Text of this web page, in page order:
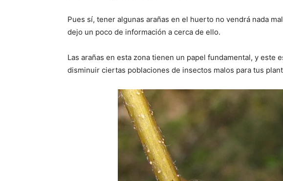
Pues sí, tener algunas arañas en el huerto no vendrá nada
dejo un poco de información a cerca de ello.
Las arañas en esta zona tienen un papel fundamental, y este
disminuir ciertas poblaciones de insectos malos para tus